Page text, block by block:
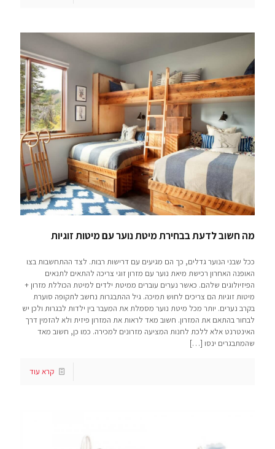
מה חשוב לדעת בבחירת מיטת נוער עם מיטות זוגיות
ככל שבני הנוער גדלים, כך הם מגיעים עם דרישות רבות. לצד ההתחשבות בצו
האופנה האחרון רכישת מיאת נוער עם מזרון זוגי צריכה להתאים לתנאים
הפיזיולוגים שלהם. כאשר נערים עוברים ממיטת ילדים למיטת הכוללת מזרון +
מיטות זוגיות הם צריכים לחוש תמיכה. גיל ההתבגרות נחשב לתקופה סוערת
בקרב נערים. יותר מכל מיטת נוער מסמלת את המעבר בין ילדות לבגרות ולכן יש
לבחור בהתאם את המזרון. חשוב מאד לראות את המזרון פיזית ולא להזמין דרך
האינטרנט אלא ללכת לחנות המציעה מזרונים למכירה. כמו כן, חשוב מאד
שהמתבגרים ינסו […]
קרא עוד